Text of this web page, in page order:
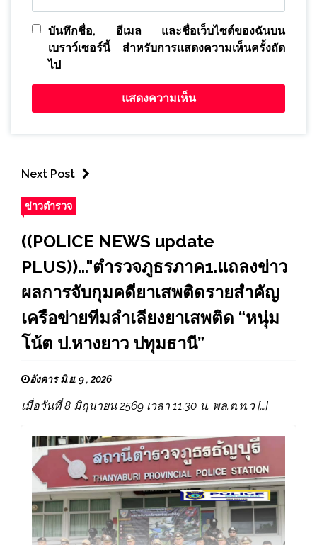
บันทึกชื่อ, อีเมล และชื่อเว็บไซต์ของฉันบน
เบราว์เซอร์นี้ สำหรับการแสดงความเห็นครั้งถัด
ไป
Next Post
ข่าวตำรวจ
((POLICE NEWS update
PLUS))..."ตำรวจภูธรภาค1.แถลงข่าว
ผลการจับกุมคดียาเสพติดรายสำคัญ
เครือข่ายทีมลำเลียงยาเสพติด “หนุ่ม
โน้ต ป.หางยาว ปทุมธานี”
อังคาร มิ.ย. 9 , 2026
เมื่อวันที่ 8 มิถุนายน 2569 เวลา 11.30 น. พล.ต.ท.ว […]